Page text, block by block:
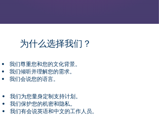
为什么选择我们？
我们尊重您和您的文化背景。​
我们倾听并理解您的需求。​
我们会说您的语言。
我们为您量身定制支持计划。​
我们保护您的机密和隐私。​
我们有会说英语和中文的工作人员。